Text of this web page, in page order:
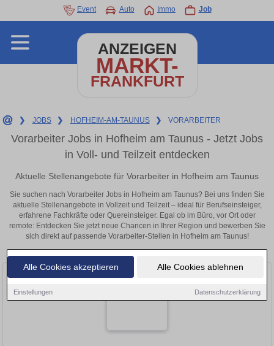
Alle Cookies akzeptieren Alle Cookies ablehnen
Einstellungen Datenschutzerklärung
Event Auto Immo Job
ANZEIGEN
MARKT-
FRANKFURT
❯ JOBS ❯ HOFHEIM-AM-TAUNUS ❯ VORARBEITER
Vorarbeiter Jobs in Hofheim am Taunus - Jetzt Jobs
in Voll- und Teilzeit entdecken
Aktuelle Stellenangebote für Vorarbeiter in Hofheim am Taunus
Sie suchen nach Vorarbeiter Jobs in Hofheim am Taunus? Bei uns finden Sie
aktuelle Stellenangebote in Vollzeit und Teilzeit – ideal für Berufseinsteiger,
erfahrene Fachkräfte oder Quereinsteiger. Egal ob im Büro, vor Ort oder
remote: Entdecken Sie jetzt neue Chancen in Ihrer Region und bewerben Sie
sich direkt auf passende Vorarbeiter-Stellen in Hofheim am Taunus!